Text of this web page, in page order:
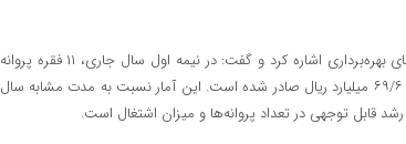
رحمتیان در ادامه به رشد ۳۷/۵ درصدی صدور پروانه‌های بهره‌برداری اشاره کرد و گفت: در نیمه اول سال جاری، ۱۱ فقره پروانه
بهره‌برداری با اشتغال ۱۲۰ نفر و سرمایه‌گذاری ۱۶ هزار و ۶۹/۶ میلیارد ریال صادر شده است. این آمار نسبت به مدت مشابه سال
قابل توجهی در تعداد پروانه‌ها و میزان اشتغال است.